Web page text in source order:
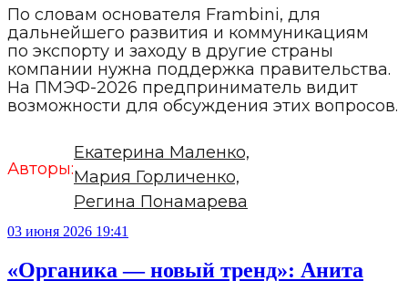
По словам основателя Frambini, для
дальнейшего развития и коммуникациям
по экспорту и заходу в другие страны
компании нужна поддержка правительства.
На ПМЭФ-2026 предприниматель видит
возможности для обсуждения этих вопросов.
Авторы:
Екатерина Маленко,
Мария Горличенко,
Регина Понамарева
03 июня 2026 19:41
«Органика — новый тренд»: Анита